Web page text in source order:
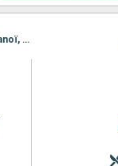
Itinerario : Siem Reap, Angkor, Tonle, KampongTralach, Phnom Penh, Sa Dec, Cai Be, Ho Chi Minh-Ville, Hanoï, Baia de Halong, Hanoï